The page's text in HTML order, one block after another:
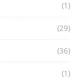
(1)
(29)
(36)
(1)